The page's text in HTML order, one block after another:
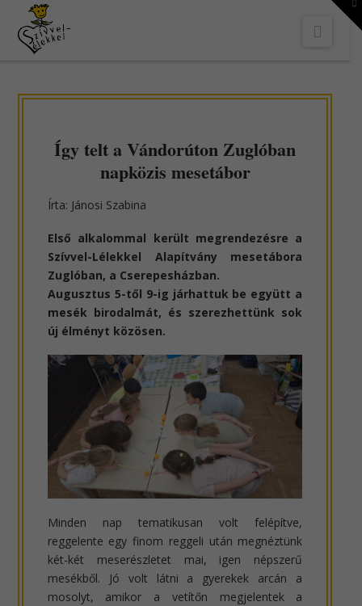
Így telt a Vándorúton Zuglóban
napközis mesetábor
Írta: Jánosi Szabina
Első alkalommal került megrendezésre a
Szívvel-Lélekkel Alapítvány mesetábora
Zuglóban, a Cserepesházban.
Augusztus 5-től 9-ig járhattuk be együtt a
mesék birodalmát, és szerezhettünk sok
új élményt közösen.
Minden nap tematikusan volt felépítve,
reggelente egy finom reggeli után megnéztünk
két-két meserészletet mai, igen népszerű
mesékből. Jó volt látni a gyerekek arcán a
mosolyt, amikor a vetítőn megjelentek a